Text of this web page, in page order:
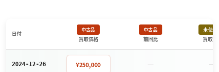
日付
中古品
買取価格
中古品
前回比
未使用
買取価
2024-12-26 ¥250,000 － －